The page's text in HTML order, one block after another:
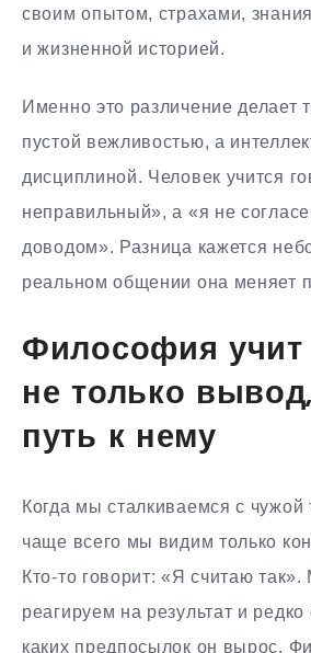
своим опытом, страхами,
и жизненной историей.
Именно это различение делает
пустой вежливостью, а
дисциплиной. Человек учится
неправильный», а «я не
доводом». Разница кажется
реальном общении она меняет
Философия учит
не только
путь к нему
Когда мы сталкиваемся с чужой
чаще всего мы видим только
Кто-то говорит: «Я считаю
реагируем на результат и
каких предпосылок он вырос.